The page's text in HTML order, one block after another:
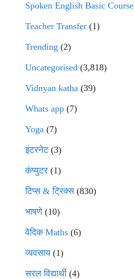
Spoken English Basic Course
Teacher Transfer (1)
Trending (2)
Uncategorised (3,818)
Vidnyan katha (39)
Whats app (7)
Yoga (7)
इंटरनेट(3)
कंप्युटर (1)
टिप्स & ट्रिक्स(830)
भाषणे(10)
वेदिक Maths (6)
व्यवसाय(1)
सरल विद्यार्थी(4)